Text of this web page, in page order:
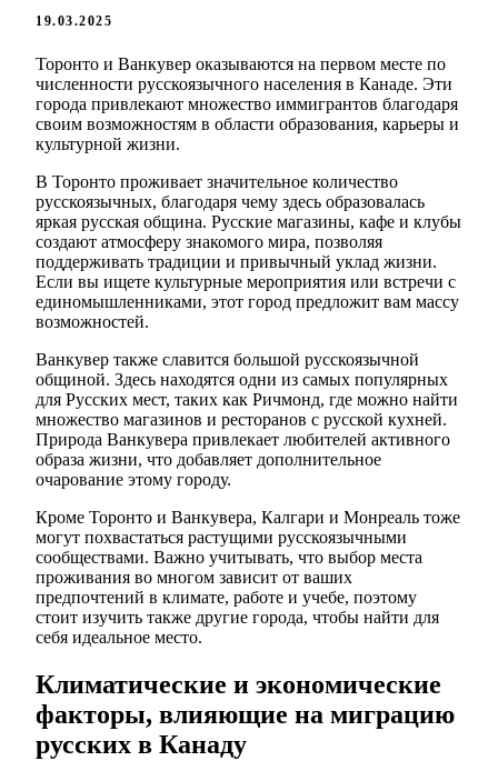
19.03.2025
Торонто и Ванкувер оказываются на первом месте по
численности русскоязычного населения в Канаде. Эти
города привлекают множество иммигрантов благодаря
своим возможностям в области образования, карьеры и
культурной жизни.
В Торонто проживает значительное количество
русскоязычных, благодаря чему здесь образовалась
яркая русская община. Русские магазины, кафе и клубы
создают атмосферу знакомого мира, позволяя
поддерживать традиции и привычный уклад жизни.
Если вы ищете культурные мероприятия или встречи с
единомышленниками, этот город предложит вам массу
возможностей.
Ванкувер также славится большой русскоязычной
общиной. Здесь находятся одни из самых популярных
для Русских мест, таких как Ричмонд, где можно найти
множество магазинов и ресторанов с русской кухней.
Природа Ванкувера привлекает любителей активного
образа жизни, что добавляет дополнительное
очарование этому городу.
Кроме Торонто и Ванкувера, Калгари и Монреаль тоже
могут похвастаться растущими русскоязычными
сообществами. Важно учитывать, что выбор места
проживания во многом зависит от ваших
предпочтений в климате, работе и учебе, поэтому
стоит изучить также другие города, чтобы найти для
себя идеальное место.
Климатические и экономические
факторы, влияющие на миграцию
русских в Канаду